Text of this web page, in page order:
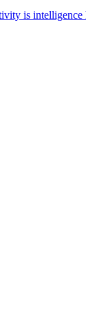
is intelligence